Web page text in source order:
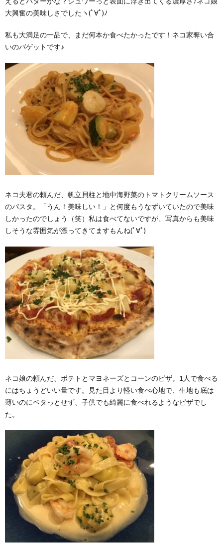
大興奮の美味しさでしたヽ(ﾟ∀ﾟ)ﾉ
私も大満足の一品で、まだ何本か食べたかったです！ネコ家奪い合
いのバゲットです♪
ネコ夫君の頼んだ、帆立貝柱と地中海野菜のトマトクリームソース
のパスタ。「うん！美味しい！」と何度もうなずいていたので美味
しかったのでしょう（笑）私は食べてないですが、写真からも美味
しそうな雰囲気が漂ってきてますもんね(ﾟ∀ﾟ)
ネコ娘の頼んだ、ポテトとマヨネーズとコーンのピザ。1人で食べる
にはちょうどいい量です。見た目より軽い食べ心地で、生地も底は
薄いのにベタっとせず、子供でも綺麗に食べれるようなピザでし
た。